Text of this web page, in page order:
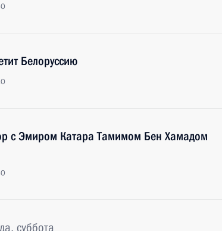
Белоруссию
с Эмиром Катара Тамимом Бен Хамадом
суббота